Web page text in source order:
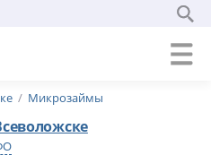
Микрозаймы